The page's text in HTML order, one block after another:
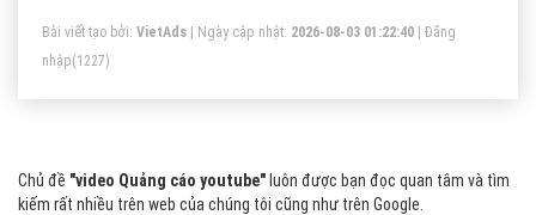
Bài viết tạo bởi: VietAds | Ngày cập nhật: 2026-08-03 01:22:40
Đăng
nhập(1227)
Chủ đề "video Quảng cáo youtube" luôn được bạn đọc quan tâm và tìm
kiếm rất nhiều trên web của chúng tôi cũng như trên Google.